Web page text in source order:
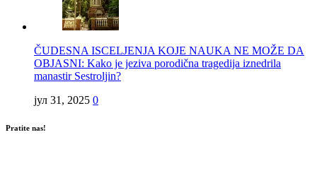
ČUDESNA ISCELJENJA KOJE NAUKA NE MOŽE DA
OBJASNI: Kako je jeziva porodična tragedija iznedrila
manastir Sestroljin?
јул 31, 2025 0
Pratite nas!